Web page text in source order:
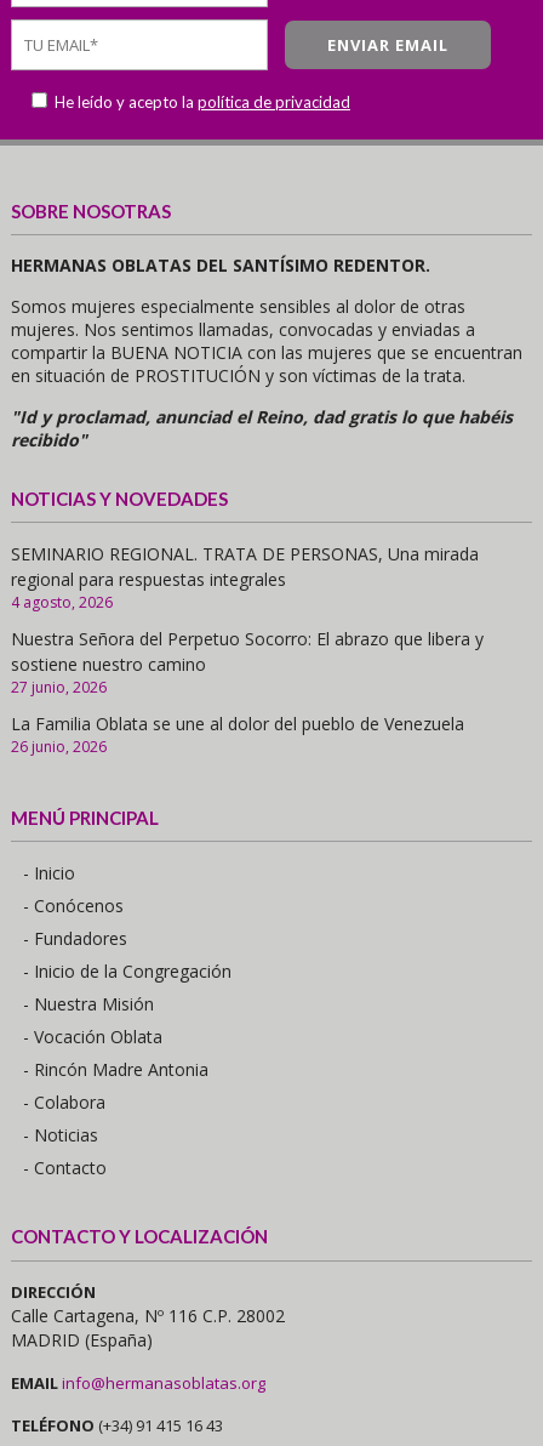
He leído y acepto la política de privacidad
SOBRE NOSOTRAS
HERMANAS OBLATAS DEL SANTÍSIMO REDENTOR.
Somos mujeres especialmente sensibles al dolor de otras
mujeres. Nos sentimos llamadas, convocadas y enviadas a
compartir la BUENA NOTICIA con las mujeres que se encuentran
en situación de PROSTITUCIÓN y son víctimas de la trata.
"Id y proclamad, anunciad el Reino, dad gratis lo que habéis
recibido"
NOTICIAS Y NOVEDADES
SEMINARIO REGIONAL. TRATA DE PERSONAS, Una mirada
regional para respuestas integrales
4 agosto, 2026
Nuestra Señora del Perpetuo Socorro: El abrazo que libera y
sostiene nuestro camino
27 junio, 2026
La Familia Oblata se une al dolor del pueblo de Venezuela
26 junio, 2026
MENÚ PRINCIPAL
- Inicio
- Conócenos
- Fundadores
- Inicio de la Congregación
- Nuestra Misión
- Vocación Oblata
- Rincón Madre Antonia
- Colabora
- Noticias
- Contacto
CONTACTO Y LOCALIZACIÓN
DIRECCIÓN
Calle Cartagena, Nº 116 C.P. 28002
MADRID (España)
EMAILinfo@hermanasoblatas.org
TELÉFONO (+34) 91 415 16 43